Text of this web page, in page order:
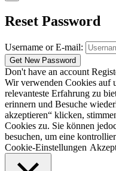
Reset Password
Username or E-mail:
Don't have an account
Wir verwenden Cookies auf
relevanteste Erfahrung zu
erinnern und Besuche
akzeptieren“ klicken,
Cookies zu. Sie können
besuchen, um eine
Cookie-Einstellungen